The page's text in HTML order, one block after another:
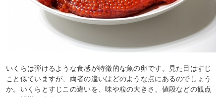
いくらは弾けるような食感が特徴的な魚の卵です。見た目はすじ
こと似ていますが、両者の違いはどのような点にあるのでしょう
か。いくらとすじこの違いを、味や粒の大きさ、値段などの観点